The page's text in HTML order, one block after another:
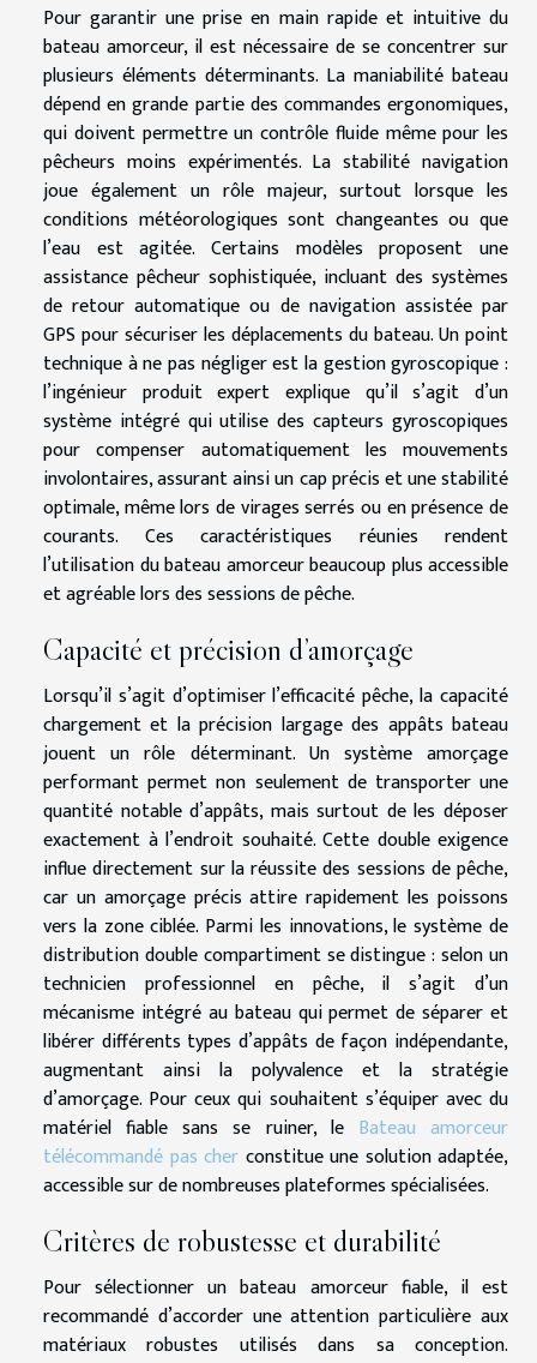
Pour garantir une prise en main rapide et intuitive du
bateau amorceur, il est nécessaire de se concentrer sur
plusieurs éléments déterminants. La maniabilité bateau
dépend en grande partie des commandes ergonomiques,
qui doivent permettre un contrôle fluide même pour les
pêcheurs moins expérimentés. La stabilité navigation
joue également un rôle majeur, surtout lorsque les
conditions météorologiques sont changeantes ou que
l’eau est agitée. Certains modèles proposent une
assistance pêcheur sophistiquée, incluant des systèmes
de retour automatique ou de navigation assistée par
GPS pour sécuriser les déplacements du bateau. Un point
technique à ne pas négliger est la gestion gyroscopique :
l’ingénieur produit expert explique qu’il s’agit d’un
système intégré qui utilise des capteurs gyroscopiques
pour compenser automatiquement les mouvements
involontaires, assurant ainsi un cap précis et une stabilité
optimale, même lors de virages serrés ou en présence de
courants. Ces caractéristiques réunies rendent
l’utilisation du bateau amorceur beaucoup plus accessible
et agréable lors des sessions de pêche.
Capacité et précision d’amorçage
Lorsqu’il s’agit d’optimiser l’efficacité pêche, la capacité
chargement et la précision largage des appâts bateau
jouent un rôle déterminant. Un système amorçage
performant permet non seulement de transporter une
quantité notable d’appâts, mais surtout de les déposer
exactement à l’endroit souhaité. Cette double exigence
influe directement sur la réussite des sessions de pêche,
car un amorçage précis attire rapidement les poissons
vers la zone ciblée. Parmi les innovations, le système de
distribution double compartiment se distingue : selon un
technicien professionnel en pêche, il s’agit d’un
mécanisme intégré au bateau qui permet de séparer et
libérer différents types d’appâts de façon indépendante,
augmentant ainsi la polyvalence et la stratégie
d’amorçage. Pour ceux qui souhaitent s’équiper avec du
matériel fiable sans se ruiner, le Bateau amorceur
télécommandé pas cher constitue une solution adaptée,
accessible sur de nombreuses plateformes spécialisées.
Critères de robustesse et durabilité
Pour sélectionner un bateau amorceur fiable, il est
recommandé d’accorder une attention particulière aux
matériaux robustes utilisés dans sa conception.